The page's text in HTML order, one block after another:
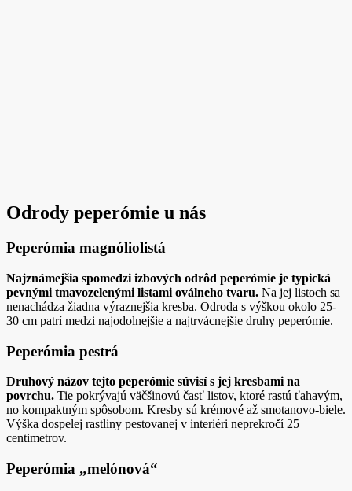
Odrody peperómie u nás
Peperómia magnóliolistá
Najznámejšia spomedzi izbových odrôd peperómie je typická
pevnými tmavozelenými listami oválneho tvaru. Na jej listoch sa
nenachádza žiadna výraznejšia kresba. Odroda s výškou okolo 25-
30 cm patrí medzi najodolnejšie a najtrvácnejšie druhy peperómie.
Peperómia pestrá
Druhový názov tejto peperómie súvisí s jej kresbami na
povrchu. Tie pokrývajú väčšinovú časť listov, ktoré rastú ťahavým,
no kompaktným spôsobom. Kresby sú krémové až smotanovo-biele.
Výška dospelej rastliny pestovanej v interiéri neprekročí 25
centimetrov.
Peperómia „melónová“